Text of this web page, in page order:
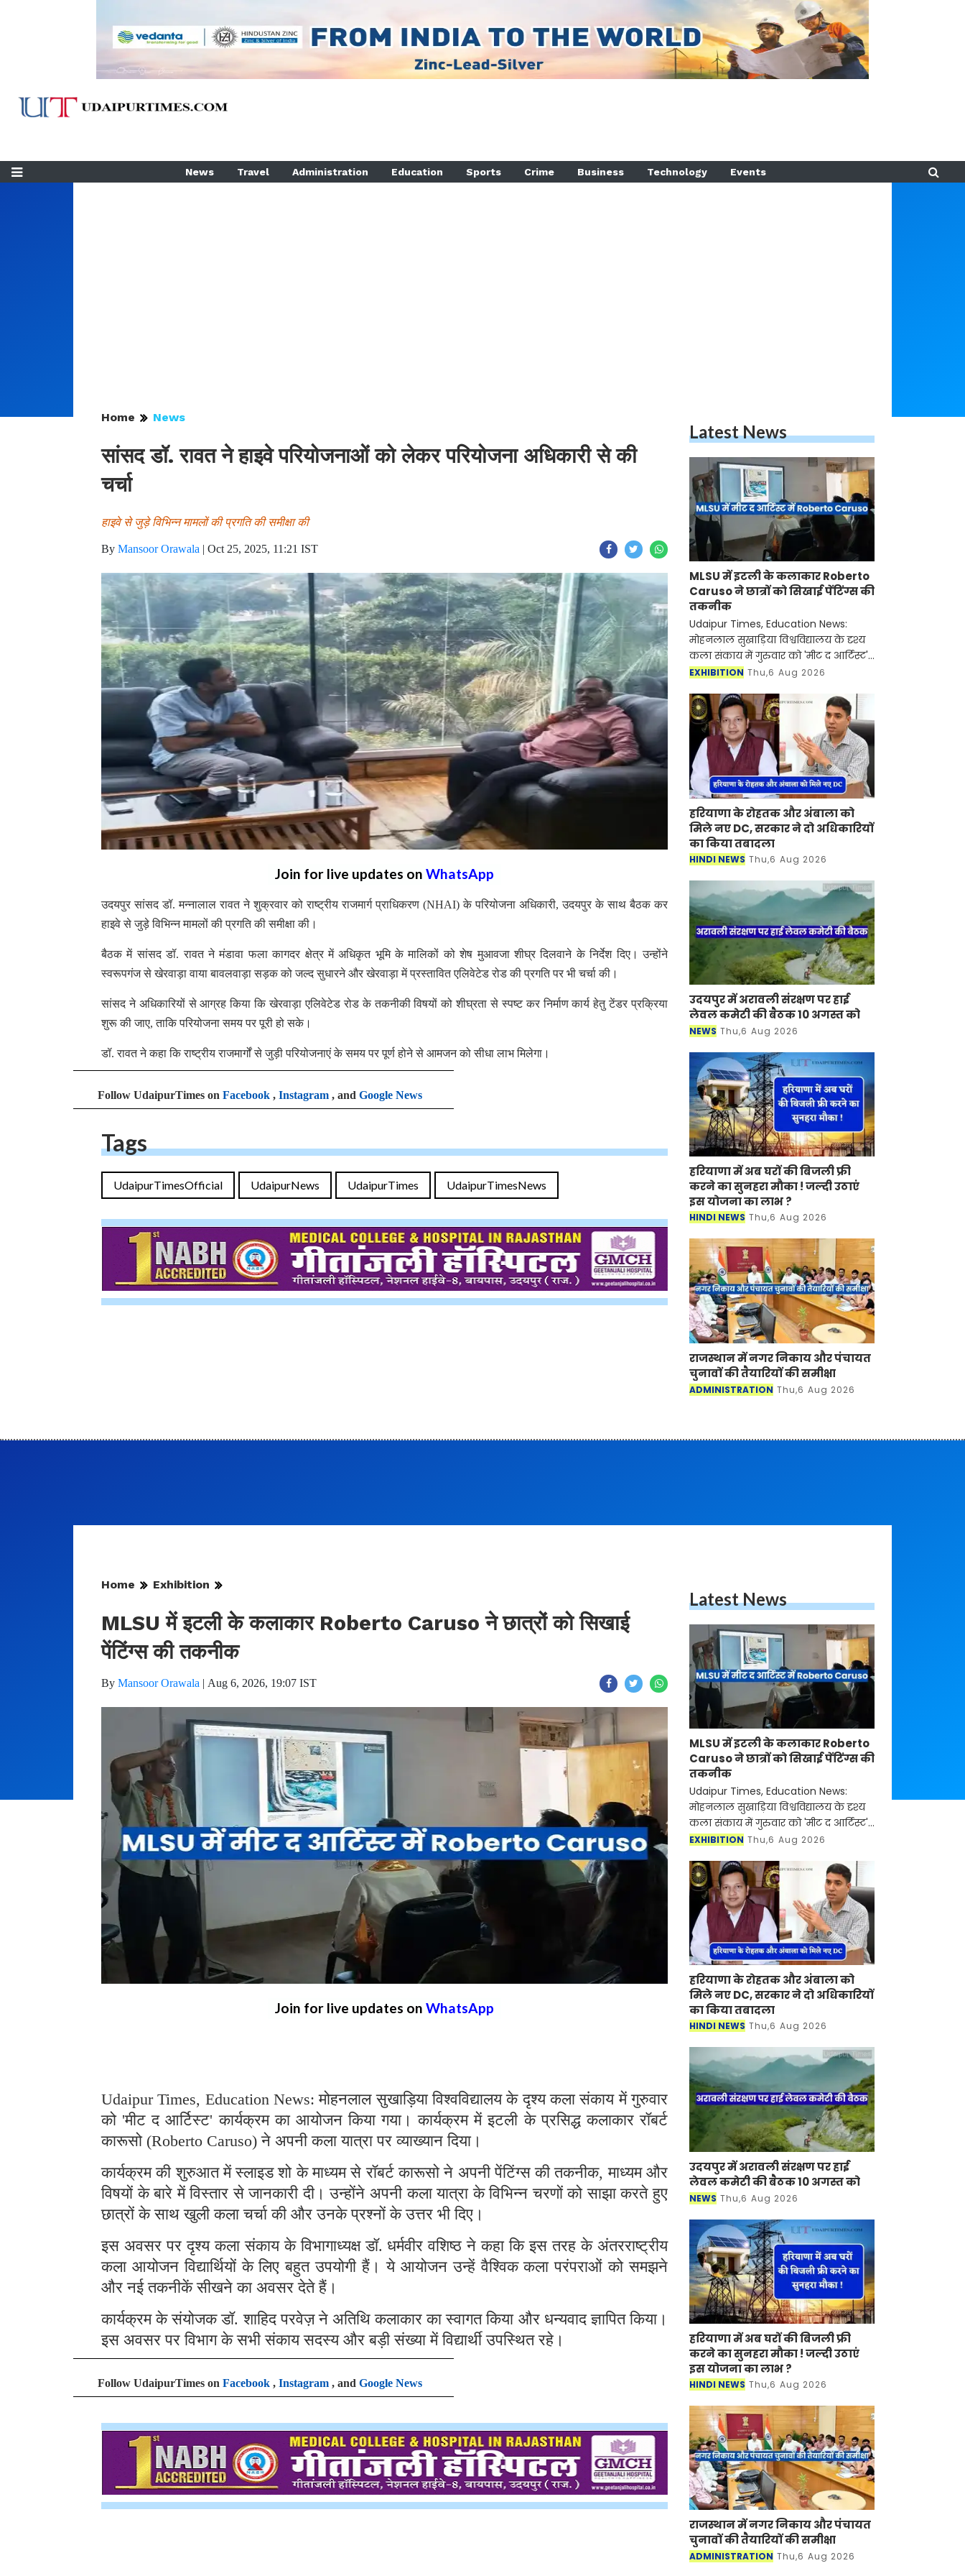
News Travel Administration Education Sports Crime Business Technology Events
Home News
सांसद डॉ. रावत ने हाइवे परियोजनाओं को लेकर परियोजना अधिकारी से की
चर्चा
हाइवे से जुड़े विभिन्न मामलों की प्रगति की समीक्षा की
By Mansoor Orawala | Oct 25, 2025, 11:21 IST
Join for live updates on WhatsApp
उदयपुर सांसद डॉ. मन्नालाल रावत ने शुक्रवार को राष्ट्रीय राजमार्ग प्राधिकरण (NHAI) के परियोजना अधिकारी, उदयपुर के साथ बैठक कर
हाइवे से जुड़े विभिन्न मामलों की प्रगति की समीक्षा की।
बैठक में सांसद डॉ. रावत ने मंडावा फला कागदर क्षेत्र में अधिकृत भूमि के मालिकों को शेष मुआवजा शीघ्र दिलवाने के निर्देश दिए। उन्होंने
स्वरूपगंज से खेरवाड़ा वाया बावलवाड़ा सड़क को जल्द सुधारने और खेरवाड़ा में प्रस्तावित एलिवेटेड रोड की प्रगति पर भी चर्चा की।
सांसद ने अधिकारियों से आग्रह किया कि खेरवाड़ा एलिवेटेड रोड के तकनीकी विषयों को शीघ्रता से स्पष्ट कर निर्माण कार्य हेतु टेंडर प्रक्रिया
शुरू की जाए, ताकि परियोजना समय पर पूरी हो सके।
डॉ. रावत ने कहा कि राष्ट्रीय राजमार्गों से जुड़ी परियोजनाएं के समय पर पूर्ण होने से आमजन को सीधा लाभ मिलेगा।
Follow UdaipurTimes on Facebook , Instagram , and Google News
Tags
UdaipurTimesOfficial UdaipurNews UdaipurTimes UdaipurTimesNews
Latest News
MLSU में इटली के कलाकार Roberto
Caruso ने छात्रों को सिखाई पेंटिंग्स की
तकनीक
Udaipur Times, Education News:
मोहनलाल सुखाड़िया विश्वविद्यालय के दृश्य
कला संकाय में गुरुवार को 'मीट द आर्टिस्ट'
कार्यक्रम का आयोजन किया गया। कार्यक्रम
(Rob
EXHIBITION Thu,6 Aug 2026
हरियाणा के रोहतक और अंबाला को
मिले नए DC, सरकार ने दो अधिकारियों
का किया तबादला
HINDI NEWS Thu,6 Aug 2026
उदयपुर में अरावली संरक्षण पर हाई
लेवल कमेटी की बैठक 10 अगस्त को
NEWS Thu,6 Aug 2026
हरियाणा में अब घरों की बिजली फ्री
करने का सुनहरा मौका ! जल्दी उठाएं
इस योजना का लाभ ?
HINDI NEWS Thu,6 Aug 2026
राजस्थान में नगर निकाय और पंचायत
चुनावों की तैयारियों की समीक्षा
ADMINISTRATION Thu,6 Aug 2026
Home Exhibition
MLSU में इटली के कलाकार Roberto Caruso ने छात्रों को सिखाई
पेंटिंग्स की तकनीक
By Mansoor Orawala | Aug 6, 2026, 19:07 IST
Join for live updates on WhatsApp
Udaipur Times, Education News: मोहनलाल सुखाड़िया विश्वविद्यालय के दृश्य कला संकाय में गुरुवार
को 'मीट द आर्टिस्ट' कार्यक्रम का आयोजन किया गया। कार्यक्रम में इटली के प्रसिद्ध कलाकार रॉबर्ट
कारूसो (Roberto Caruso) ने अपनी कला यात्रा पर व्याख्यान दिया।
कार्यक्रम की शुरुआत में स्लाइड शो के माध्यम से रॉबर्ट कारूसो ने अपनी पेंटिंग्स की तकनीक, माध्यम और
विषयों के बारे में विस्तार से जानकारी दी। उन्होंने अपनी कला यात्रा के विभिन्न चरणों को साझा करते हुए
छात्रों के साथ खुली कला चर्चा की और उनके प्रश्नों के उत्तर भी दिए।
इस अवसर पर दृश्य कला संकाय के विभागाध्यक्ष डॉ. धर्मवीर वशिष्ठ ने कहा कि इस तरह के अंतरराष्ट्रीय
कला आयोजन विद्यार्थियों के लिए बहुत उपयोगी हैं। ये आयोजन उन्हें वैश्विक कला परंपराओं को समझने
और नई तकनीकें सीखने का अवसर देते हैं।
कार्यक्रम के संयोजक डॉ. शाहिद परवेज़ ने अतिथि कलाकार का स्वागत किया और धन्यवाद ज्ञापित किया।
इस अवसर पर विभाग के सभी संकाय सदस्य और बड़ी संख्या में विद्यार्थी उपस्थित रहे।
Follow UdaipurTimes on Facebook , Instagram , and Google News
Latest News
MLSU में इटली के कलाकार Roberto
Caruso ने छात्रों को सिखाई पेंटिंग्स की
तकनीक
Udaipur Times, Education News:
मोहनलाल सुखाड़िया विश्वविद्यालय के दृश्य
कला संकाय में गुरुवार को 'मीट द आर्टिस्ट'
कार्यक्रम का आयोजन किया गया। कार्यक्रम
(Rob
EXHIBITION Thu,6 Aug 2026
हरियाणा के रोहतक और अंबाला को
मिले नए DC, सरकार ने दो अधिकारियों
का किया तबादला
HINDI NEWS Thu,6 Aug 2026
उदयपुर में अरावली संरक्षण पर हाई
लेवल कमेटी की बैठक 10 अगस्त को
NEWS Thu,6 Aug 2026
हरियाणा में अब घरों की बिजली फ्री
करने का सुनहरा मौका ! जल्दी उठाएं
इस योजना का लाभ ?
HINDI NEWS Thu,6 Aug 2026
राजस्थान में नगर निकाय और पंचायत
चुनावों की तैयारियों की समीक्षा
ADMINISTRATION Thu,6 Aug 2026